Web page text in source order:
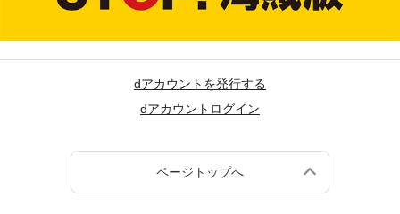
dアカウントを発行する
dアカウントログイン
ページトップへ